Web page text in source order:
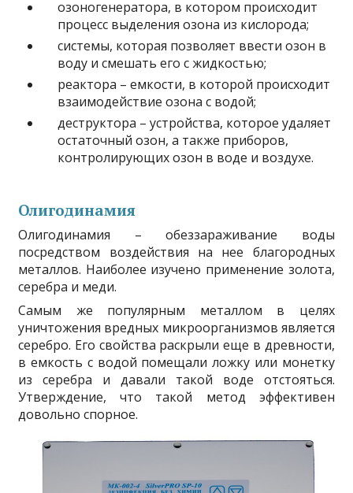
озоногенератора, в котором происходит
процесс выделения озона из кислорода;
системы, которая позволяет ввести озон в
воду и смешать его с жидкостью;
реактора – емкости, в которой происходит
взаимодействие озона с водой;
деструктора – устройства, которое удаляет
остаточный озон, а также приборов,
контролирующих озон в воде и воздухе.
Олигодинамия
Олигодинамия – обеззараживание воды
посредством воздействия на нее благородных
металлов. Наиболее изучено применение золота,
серебра и меди.
Самым же популярным металлом в целях
уничтожения вредных микроорганизмов является
серебро. Его свойства раскрыли еще в древности,
в емкость с водой помещали ложку или монетку
из серебра и давали такой воде отстояться.
Утверждение, что такой метод эффективен
довольно спорное.